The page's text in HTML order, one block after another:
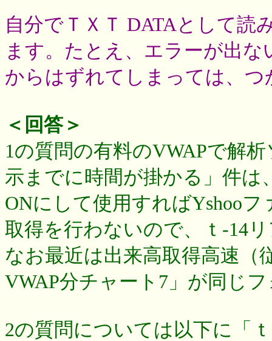
自分でＴＸＴ DATAとして読
ます。たとえ、エラーが出
からはずれてしまっては、つ
＜回答＞
1の質問の有料のVWAPで解
示までに時間が掛かる」件は
ONにして使用すればYshoo
取得を行わないので、ｔ-14
なお最近は出来高取得高速（
VWAP分チャート7」が同じ
2の質問については以下に「